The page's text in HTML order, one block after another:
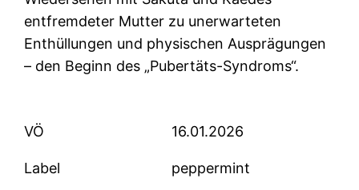
entfremdeter Mutter zu unerwarteten
Enthüllungen und physischen Ausprägungen
– den Beginn des „Pubertäts-Syndroms“.
VÖ 16.01.2026
Label peppermint